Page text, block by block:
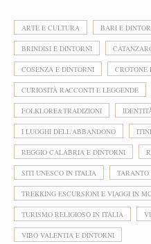
ARTE E CULTURA BARI E
BRINDISI E DINTORNI
COSENZA E DINTORNI CROTONE
CURIOSITÀ RACCONTI E LEGGENDE
FOLKLORE&TRADIZIONI
I LUOGHI DELL'ABBANDONO
REGGIO CALABRIA E DINTORNI
SITI UNESCO IN ITALIA
TREKKING ESCURSIONI E VIAGGI IN
TURISMO RELIGIOSO IN ITALIA
VIBO VALENTIA E DINTORNI